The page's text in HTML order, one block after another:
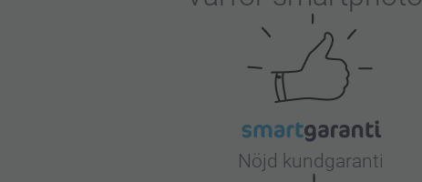
Nöjd kundgaranti